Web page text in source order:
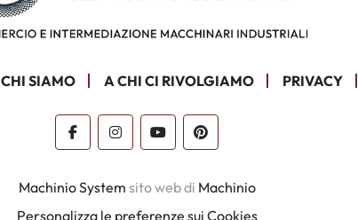
CHI SIAMO A CHI CI RIVOLGIAMO PRIVACY
facebookinstagramyoutubepinterest
Machinio System sito web di Machinio
Personalizza le preferenze sui Cookies